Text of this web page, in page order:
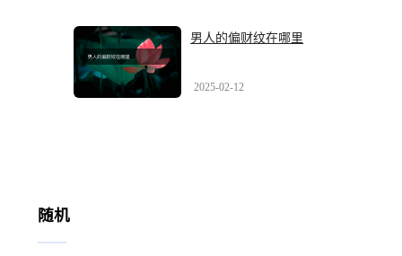
男人的偏财纹在哪里
2025-02-12
随机